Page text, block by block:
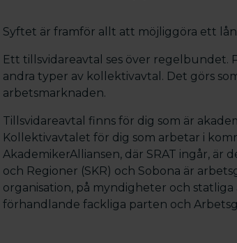
Syftet är framför allt att möjliggöra ett
Ett tillsvidareavtal ses över regelbundet.
andra typer av kollektivavtal. Det görs
arbetsmarknaden.
Tillsvidareavtal finns för dig som är
Kollektivavtalet för dig som arbetar i
AkademikerAlliansen, där SRAT ingår,
och Regioner (SKR) och Sobona är
organisation, på myndigheter och statliga
förhandlande fackliga parten och